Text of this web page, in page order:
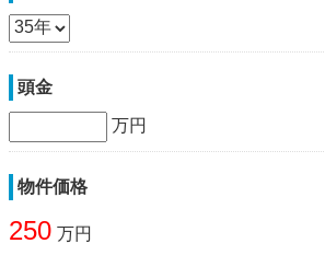
頭金
万円
物件価格
250 万円